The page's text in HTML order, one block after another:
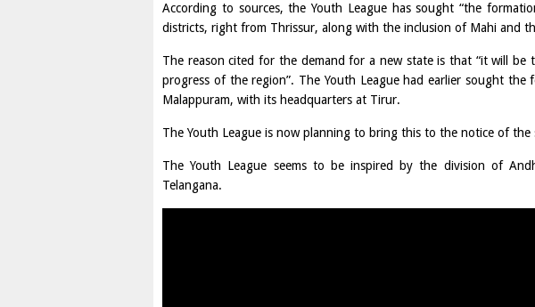
According to sources, the Youth League has sought “the
districts, right from Thrissur, along with the inclusion of Mahi and
The reason cited for the demand for a new state is that “it will be
progress of the region”. The Youth League had earlier sought
Malappuram, with its headquarters at Tirur.
The Youth League is now planning to bring this to the notice of the
The Youth League seems to be inspired by the division of
Telangana.